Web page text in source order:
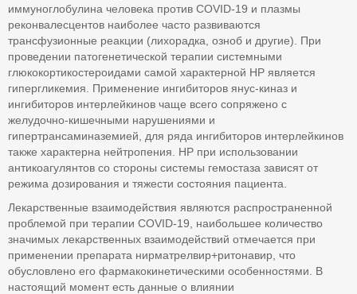
иммуноглобулина человека против COVID-19 и плазмы
реконвалесцентов наиболее часто развиваются
трансфузионные реакции (лихорадка, озноб и другие). При
проведении патогенетической терапии системными
глюкокортикостероидами самой характерной НР является
гипергликемия. Применение ингибиторов янус-киназ и
ингибиторов интерлейкинов чаще всего сопряжено с
желудочно-кишечными нарушениями и
гипертрансаминаземией, для ряда ингибиторов интерлейкинов
также характерна нейтропения. НР при использовании
антикоагулянтов со стороны системы гемостаза зависят от
режима дозирования и тяжести состояния пациента.
Лекарственные взаимодействия являются распространенной
проблемой при терапии COVID-19, наибольшее количество
значимых лекарственных взаимодействий отмечается при
применении препарата нирматрелвир+ритонавир, что
обусловлено его фармакокинетическими особенностями. В
настоящий момент есть данные о влиянии